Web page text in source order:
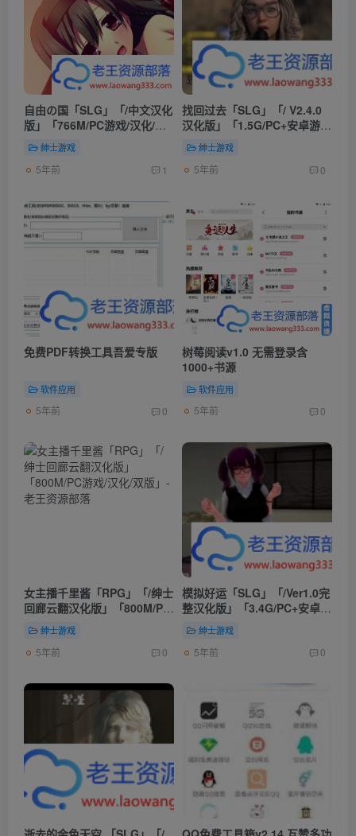
自由の国「SLG」「/中文汉化
版」「766M/PC游戏/汉化/全
CV」绅士游戏
5年前 1
找回过去「SLG」「/ V2.4.0
汉化版」「1.5G/PC+安卓游
戏/双版/高清CG」
绅士游戏
5年前 0
免费PDF转换工具吾爱专版
软件应用
5年前 0
树莓阅读v1.0 无需登录含
1000+书源
软件应用
5年前 0
女主播千里酱「RPG」「/绅士
回廊云翻汉化版」「800M/PC
游戏/汉化/双版」
绅士游戏
5年前 0
模拟好运「SLG」「/Ver1.0完
整汉化版」「3.4G/PC+安卓游
戏/欧美」
绅士游戏
5年前 0